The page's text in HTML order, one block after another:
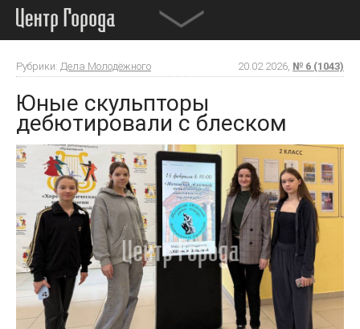
20.02.2026, № 6 (1043)
Рубрики: Дела Молодёжного
Юные скульпторы
дебютировали с блеском